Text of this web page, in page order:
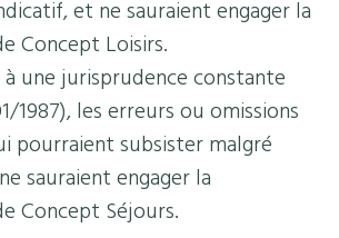
et ne sauraient engager la
Concept Loisirs.
une jurisprudence constante
1987), les erreurs ou omissions
pourraient subsister malgré
sauraient engager la
Concept Séjours.